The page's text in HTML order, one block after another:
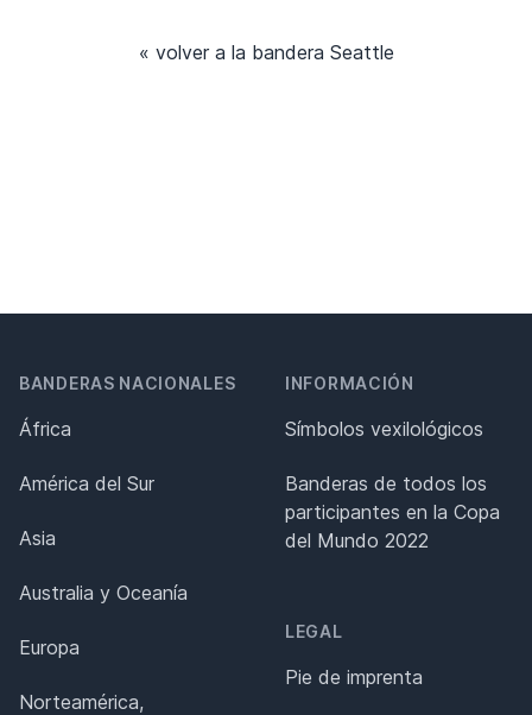
« volver a la bandera Seattle
BANDERAS NACIONALES
África
América del Sur
Asia
Australia y Oceanía
Europa
Norteamérica,
INFORMACIÓN
Símbolos vexilológicos
Banderas de todos los
participantes en la Copa
del Mundo 2022
LEGAL
Pie de imprenta